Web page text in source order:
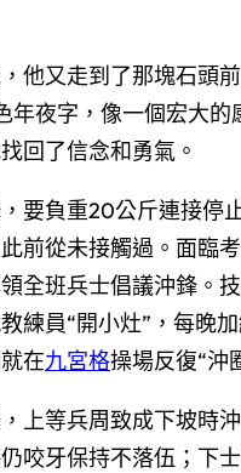
他又走到了那塊石頭
年夜字，像一個宏大的
回了信念和勇氣。
要負重20公斤連接停
前從未接觸過。面臨
全班兵士倡議沖鋒。
練員“開小灶”，每晚
在九宮格操場反復“沖
上等兵周致成下坡時
咬牙保持不落伍；下